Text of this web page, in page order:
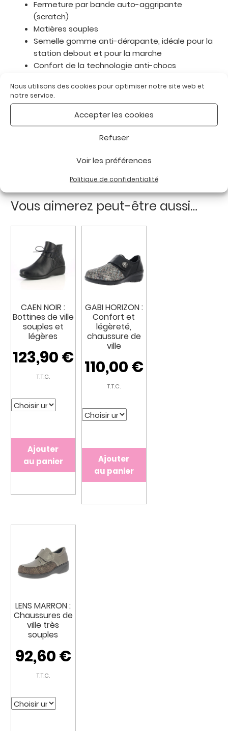
Nous utilisons des cookies pour optimiser notre site web et
notre service.
Accepter les cookies
Refuser
Voir les préférences
Politique de confidentialité
Fermeture par bande auto-aggripante
(scratch)
Matières souples
Semelle gomme anti-dérapante, idéale pour la
station debout et pour la marche
Confort de la technologie anti-chocs
Semelle intérieure amovible à mémoire de
forme
Les matériaux soigneusement sélectionnés et le duo
de cuirs marrons assortis font de ces chaussures de
pour le doux cuir à écailles brillantes et les belles
Vous aimerez peut-être aussi…
CAEN NOIR :
Bottines de ville
souples et
légères
123,90€
T.T.C.
Ajouter
au panier
GABI HORIZON :
Confort et
légèreté,
chaussure de
ville
110,00€
T.T.C.
Ajouter
au panier
LENS MARRON :
Chaussures de
ville très
souples
92,60€
T.T.C.